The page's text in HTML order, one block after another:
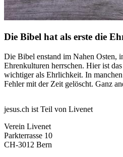
Die Bibel hat als erste die
Die Bibel enstand im Nahen Osten,
Ehrenkulturen herrschen. Hier ist
wichtiger als Ehrlichkeit. In
Fehler mit der Zeit gelöscht. Ganz
jesus.ch ist Teil von Livenet
Verein Livenet
Parkterrasse 10
CH-3012 Bern